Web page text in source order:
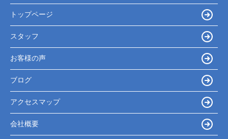
トップページ
スタッフ
お客様の声
ブログ
アクセスマップ
会社概要